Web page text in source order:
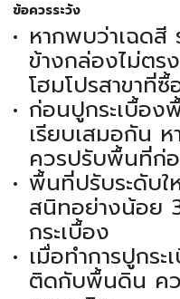
ข้อควรระวัง
หากพบว่าเฉดสี
ข้างกล่องไม่ตร
โฮมโปรสาขาที่
ก่อนปูกระเบื้อง
เรียบเสมอกัน
ควรปรับพื้นที่ก่อ
พื้นที่ปรับระดับใ
สนิทอย่างน้อย
กระเบื้อง
เมื่อทำการปูกร
ติดกับพื้นดิน ค